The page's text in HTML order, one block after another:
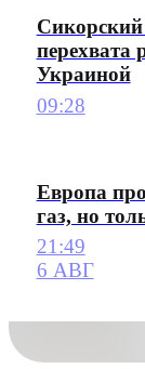
Сикорский
перехвата
Украиной
09:28
Европа
газ, но
21:49
6 АВГ